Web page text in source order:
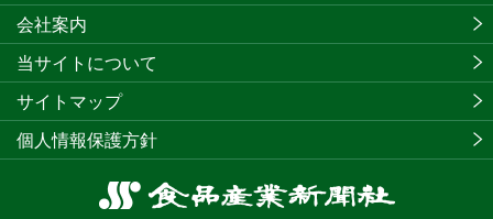
食
会社案内
当サイトについて
サイトマップ
個人情報保護方針